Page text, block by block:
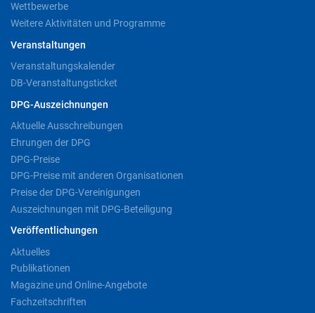
Wettbewerbe
Weitere Aktivitäten und Programme
Veranstaltungen
Veranstaltungskalender
DB-Veranstaltungsticket
DPG-Auszeichnungen
Aktuelle Ausschreibungen
Ehrungen der DPG
DPG-Preise
DPG-Preise mit anderen Organisationen
Preise der DPG-Vereinigungen
Auszeichnungen mit DPG-Beteiligung
Veröffentlichungen
Aktuelles
Publikationen
Magazine und Online-Angebote
Fachzeitschriften